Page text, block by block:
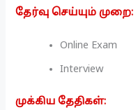
தேர்வு செய்யும் முறை:
Online Exam
Interview
முக்கிய தேதிகள்: